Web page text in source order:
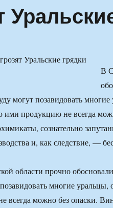
В
могут позавидовать
продукцию не всегда
сознательно
и, как следствие, —
области прочно
многие
всегда можно без опаски.